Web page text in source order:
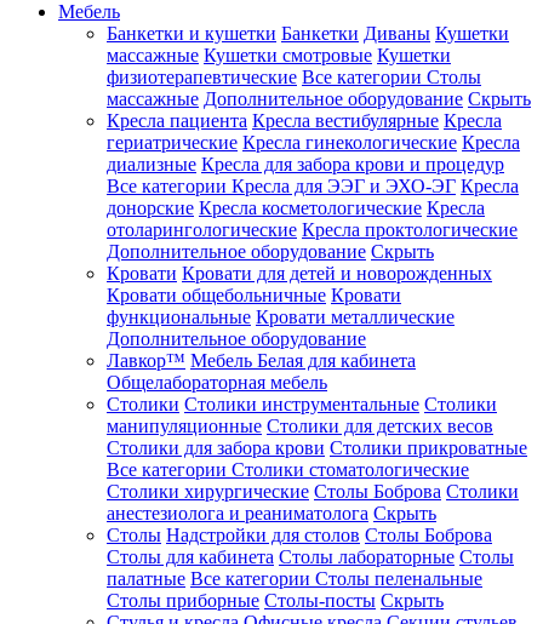
Мебель
Банкетки и кушетки Банкетки Диваны Кушетки
массажные Кушетки смотровые Кушетки
физиотерапевтические Все категории Столы
массажные Дополнительное оборудование Скрыть
Кресла пациента Кресла вестибулярные Кресла
гериатрические Кресла гинекологические Кресла
диализные Кресла для забора крови и процедур
Все категории Кресла для ЭЭГ и ЭХО-ЭГ Кресла
донорские Кресла косметологические Кресла
отоларингологические Кресла проктологические
Дополнительное оборудование Скрыть
Кровати Кровати для детей и новорожденных
Кровати общебольничные Кровати
функциональные Кровати металлические
Дополнительное оборудование
Лавкор™ Мебель Белая для кабинета
Общелабораторная мебель
Столики Столики инструментальные Столики
манипуляционные Столики для детских весов
Столики для забора крови Столики прикроватные
Все категории Столики стоматологические
Столики хирургические Столы Боброва Столики
анестезиолога и реаниматолога Скрыть
Столы Надстройки для столов Столы Боброва
Столы для кабинета Столы лабораторные Столы
палатные Все категории Столы пеленальные
Столы приборные Столы-посты Скрыть